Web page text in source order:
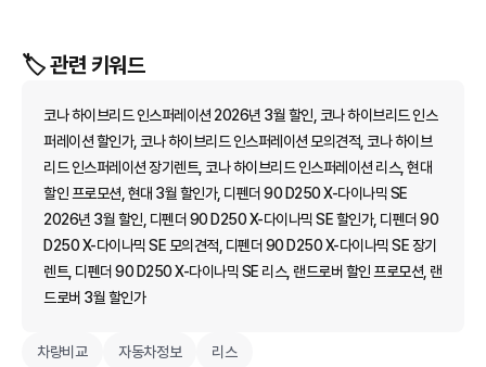
🏷️ 관련 키워드
코나 하이브리드 인스퍼레이션 2026년 3월 할인, 코나 하이브리드 인스
퍼레이션 할인가, 코나 하이브리드 인스퍼레이션 모의견적, 코나 하이브
리드 인스퍼레이션 장기렌트, 코나 하이브리드 인스퍼레이션 리스, 현대
할인 프로모션, 현대 3월 할인가, 디펜더 90 D250 X-다이나믹 SE
2026년 3월 할인, 디펜더 90 D250 X-다이나믹 SE 할인가, 디펜더 90
D250 X-다이나믹 SE 모의견적, 디펜더 90 D250 X-다이나믹 SE 장기
렌트, 디펜더 90 D250 X-다이나믹 SE 리스, 랜드로버 할인 프로모션, 랜
드로버 3월 할인가
차량비교 자동차정보 리스